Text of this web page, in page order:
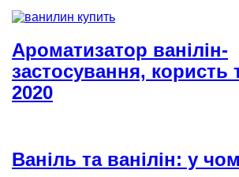
Ароматизатор ванілін-
застосування, користь
2020
Ваніль та ванілін: у